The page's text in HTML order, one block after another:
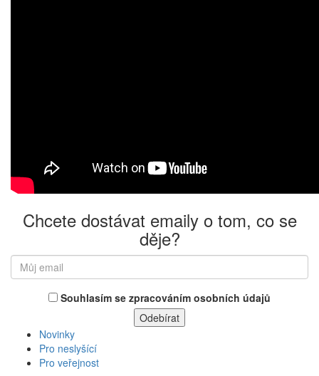
Chcete dostávat emaily o tom, co se
děje?
Souhlasím se zpracováním osobních údajů
Novinky
Pro neslyšící
Pro veřejnost